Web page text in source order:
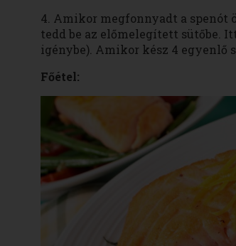
4. Amikor megfonnyadt a spenót
tedd be az előmelegített sütőbe.
igénybe). Amikor kész 4 egyenlő
Főétel: